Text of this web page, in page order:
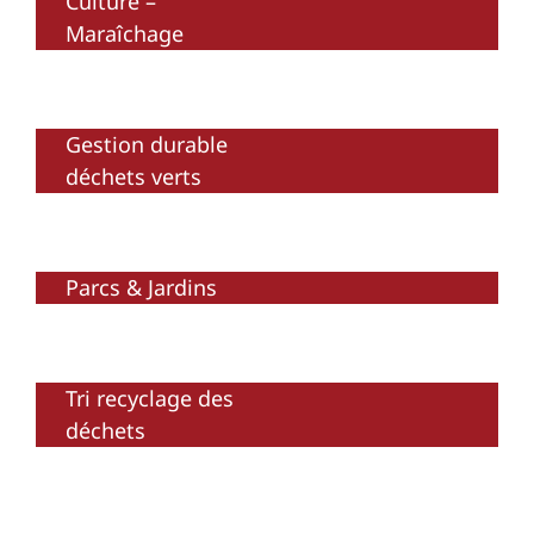
Maraîchage
Gestion durable
déchets verts
Parcs & Jardins
Tri recyclage des
déchets